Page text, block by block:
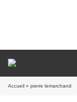
Accueil » pierre lemarchand